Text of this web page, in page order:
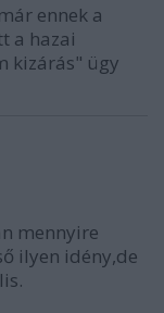
ennek a
a hazai
kizárás" ügy
mennyire
ilyen idény,de